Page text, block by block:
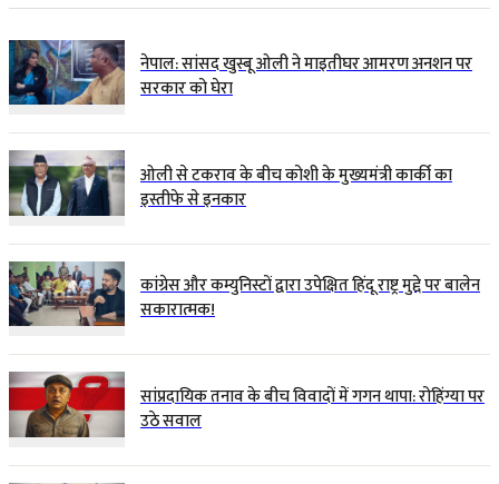
नेपाल: सांसद खुस्बू ओली ने माइतीघर आमरण अनशन पर
सरकार को घेरा
ओली से टकराव के बीच कोशी के मुख्यमंत्री कार्की का
इस्तीफे से इनकार
कांग्रेस और कम्युनिस्टों द्वारा उपेक्षित हिंदू राष्ट्र मुद्दे पर बालेन
सकारात्मक!
सांप्रदायिक तनाव के बीच विवादों में गगन थापा: रोहिंग्या पर
उठे सवाल